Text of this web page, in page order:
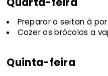
Preparar o seitan à
Cozer os brócolos a
Quinta-feira